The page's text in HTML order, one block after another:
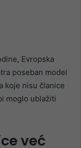
Evropska
poseban model
koje nisu članice
moglo ublažiti
već